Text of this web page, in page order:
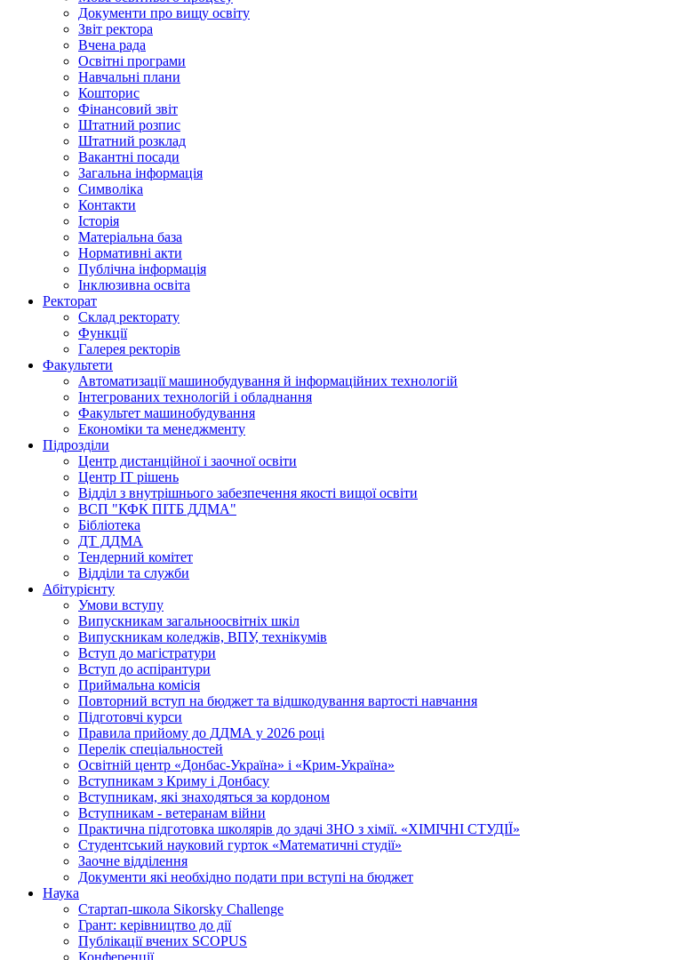
Документи про вищу освіту
Звіт ректора
Вчена рада
Освітні програми
Навчальні плани
Кошторис
Фінансовий звіт
Штатний розпис
Штатний розклад
Вакантні посади
Загальна інформація
Символіка
Контакти
Історія
Матеріальна база
Нормативні акти
Публічна інформація
Інклюзивна освіта
Ректорат
Склад ректорату
Функції
Галерея ректорів
Факультети
Автоматизації машинобудування й інформаційних технологій
Інтегрованих технологій і обладнання
Факультет машинобудування
Економіки та менеджменту
Підрозділи
Центр дистанційної і заочної освіти
Центр ІТ рішень
Відділ з внутрішнього забезпечення якості вищої освіти
ВСП "КФК ПІТБ ДДМА"
Бібліотека
ДТ ДДМА
Тендерний комітет
Відділи та служби
Абітурієнту
Умови вступу
Випускникам загальноосвітніх шкіл
Випускникам коледжів, ВПУ, технікумів
Вступ до магістратури
Вступ до аспірантури
Приймальна комісія
Повторний вступ на бюджет та відшкодування вартості навчання
Підготовчі курси
Правила прийому до ДДМА у 2026 році
Перелік спеціальностей
Освітній центр «Донбас-Україна» і «Крим-Україна»
Вступникам з Криму і Донбасу
Вступникам, які знаходяться за кордоном
Вступникам - ветеранам війни
Практична підготовка школярів до здачі ЗНО з хімії. «ХІМІЧНІ СТУДІЇ»
Студентський науковий гурток «Математичні студії»
Заочне відділення
Документи які необхідно подати при вступі на бюджет
Наука
Стартап-школа Sikorsky Challenge
Грант: керівництво до дії
Публікації вчених SCOPUS
Конференції